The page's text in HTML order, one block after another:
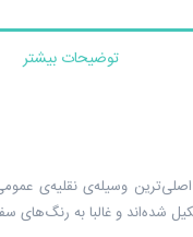
توضیحات بیشتر
وسیله‌ی نقلیه‌ی
شده‌اند و غالبا به